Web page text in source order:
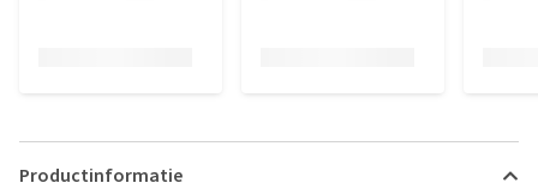
Productinformatie